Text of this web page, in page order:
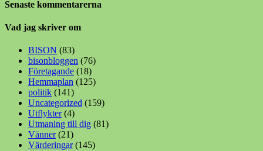
Senaste kommentarerna
Vad jag skriver om
BISON (83)
bisonbloggen (76)
Företagande (18)
Hemmaplan (125)
politik (141)
Uncategorized (159)
Utflykter(4)
Utmaning till dig (81)
Vänner(21)
Värderingar(145)